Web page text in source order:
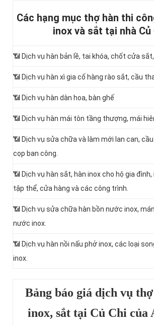
Các hạng mục thợ hàn thi
inox và sắt tại nhà Củ
📶 Dịch vụ hàn bản lề, tai khóa, chốt cửa
📶 Dịch vụ hàn xì gia cố hàng rào sắt, cầu
📶 Dịch vụ hàn dàn hoa, bàn ghế
📶 Dịch vụ hàn mái tôn tầng thượng, mái
📶 Dịch vụ sửa chữa và làm mới lan can,
cọp ban công.
📶 Dịch vụ hàn sắt, hàn inox cho hộ gia
tập thể, cửa hàng và các công trình.
📶 Dịch vụ sửa chữa hàn bồn nước inox,
nước inox.
📶 Dịch vụ hàn nồi nấu phở inox, các loại
inox.
Bảng báo giá dịch vụ
inox, sắt tại Củ Chi của